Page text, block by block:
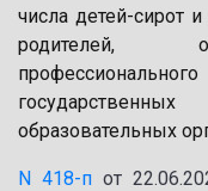
числа детей-сирот
родителей,
образовательных
N 418-п от